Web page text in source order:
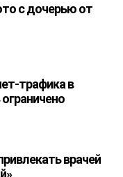
с дочерью от
трафика в
врачей